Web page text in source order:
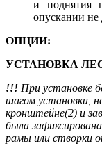
и поднятия
опускании
ОПЦИИ:
УСТАНОВКА
!!! При установке
шагом установки,
кронштейне(2) и
была
рамы или створки